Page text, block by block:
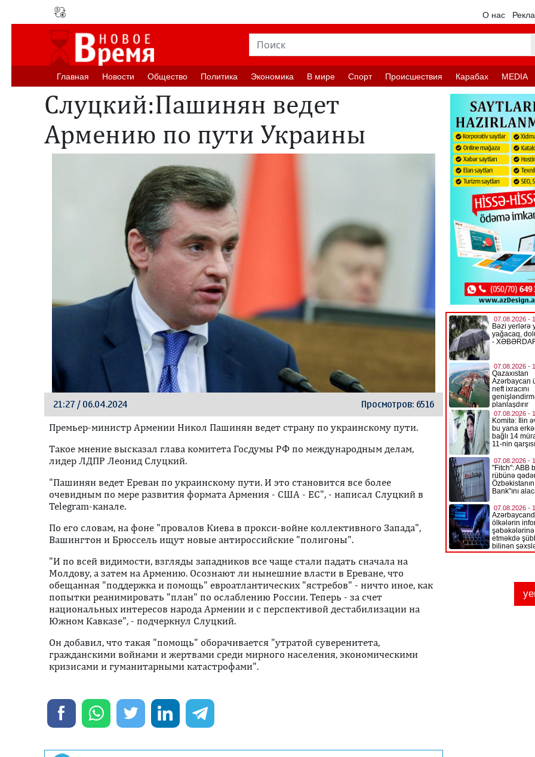
О нас
Главная Новости Oбщество Политика Экономика В мире Спорт Происшествия Карабах MEDIA
Слуцкий:Пашинян ведет
Армению по пути Украины
21:27 / 06.04.2024 Просмотров: 6516
Премьер-министр Армении Никол Пашинян ведет страну по украинскому пути.
Tакое мнение высказал глава комитета Госдумы РФ по международным делам,
лидер ЛДПР Леонид Слуцкий.
"Пашинян ведет Ереван по украинскому пути. И это становится все более
очевидным по мере развития формата Армения - США - ЕС", - написал Слуцкий в
Telegram-канале.
По его словам, на фоне "провалов Киева в прокси-войне коллективного Запада",
Вашингтон и Брюссель ищут новые антироссийские "полигоны".
"И по всей видимости, взгляды западников все чаще стали падать сначала на
Молдову, а затем на Армению. Осознают ли нынешние власти в Ереване, что
обещанная "поддержка и помощь" евроатлантических "ястребов" - ничто иное, как
попытки реанимировать "план" по ослаблению России. Теперь - за счет
национальных интересов народа Армении и с перспективой дестабилизации на
Южном Кавказе", - подчеркнул Слуцкий.
Он добавил, что такая "помощь" оборачивается "утратой суверенитета,
гражданскими войнами и жертвами среди мирного населения, экономическими
кризисами и гуманитарными катастрофами".